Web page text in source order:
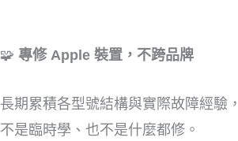
🧩 專修 Apple 裝置，不跨品牌
長期累積各型號結構與實際故障經驗，
不是臨時學、也不是什麼都修。